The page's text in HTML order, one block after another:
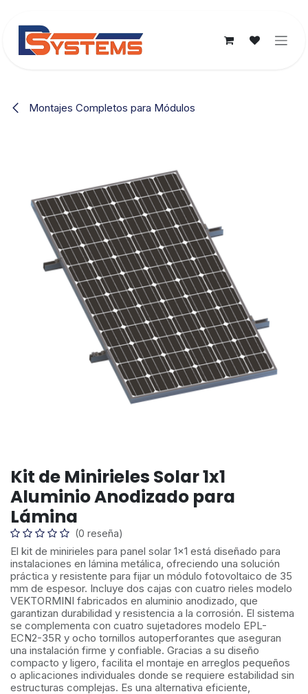
Montajes Completos para Módulos
Kit de Minirieles Solar 1x1
Aluminio Anodizado para
Lámina
(0 reseña)
El kit de minirieles para panel solar 1x1 está diseñado para
instalaciones en lámina metálica, ofreciendo una solución
práctica y resistente para fijar un módulo fotovoltaico de 35
mm de espesor. Incluye dos cajas con cuatro rieles modelo
VEKTORMINI fabricados en aluminio anodizado, que
garantizan durabilidad y resistencia a la corrosión. El sistema
se complementa con cuatro sujetadores modelo EPL-
ECN2-35R y ocho tornillos autoperforantes que aseguran
una instalación firme y confiable. Gracias a su diseño
compacto y ligero, facilita el montaje en arreglos pequeños
o aplicaciones individuales donde se requiere estabilidad sin
estructuras complejas. Es una alternativa eficiente,